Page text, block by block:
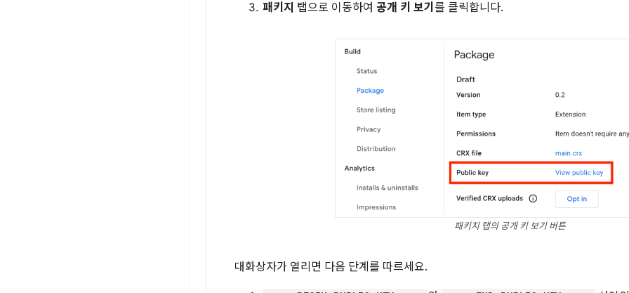
패키지 탭으로 이동하여 공개 키 보기 를 클릭합니다.
패키지 탭의 공개 키 보기 버튼
대화상자가 열리면 다음 단계를 따르세요.